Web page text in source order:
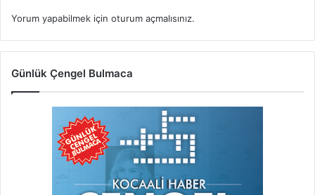
Yorum yapabilmek için oturum açmalısınız.
Günlük Çengel Bulmaca